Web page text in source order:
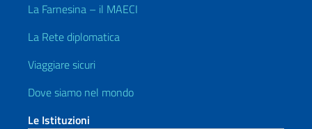
La Farnesina – il MAECI
La Rete diplomatica
Viaggiare sicuri
Dove siamo nel mondo
Le Istituzioni